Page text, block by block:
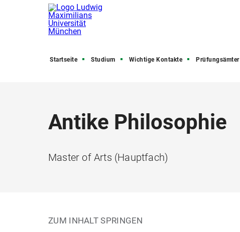
Startseite Studium Wichtige Kontakte Prüfungsämter
Antike Philosophie
Master of Arts (Hauptfach)
ZUM INHALT SPRINGEN